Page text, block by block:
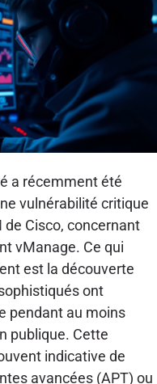
a récemment été
vulnérabilité critique
de Cisco, concernant
vManage. Ce qui
est la découverte
ont
pendant au moins
publique. Cette
indicative de
avancées (APT) ou